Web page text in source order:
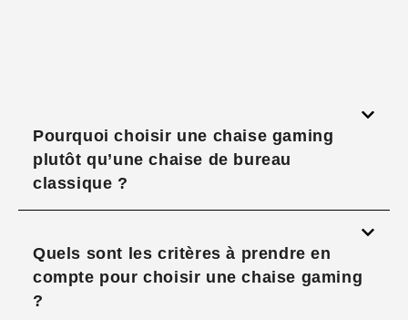
Pourquoi choisir une chaise gaming
plutôt qu’une chaise de bureau
classique ?
Quels sont les critères à prendre en
compte pour choisir une chaise gaming
?